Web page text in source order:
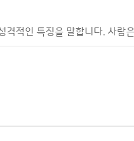
적인 특징을 말합니다. 사람